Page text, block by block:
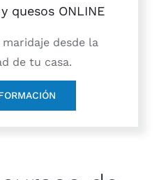
quesos ONLINE
desde la
de tu casa.